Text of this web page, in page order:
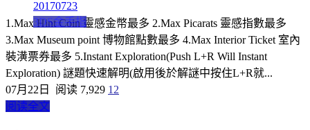
3DS金手指
1.Max Hint Coin 靈感金幣最多 2.Max Picarats 靈感指數最多
3.Max Museum point 博物館點數最多 4.Max Interior Ticket 室內
裝潢票券最多 5.Instant Exploration(Push L+R Will Instant
Exploration) 謎題快速解明(啟用後於解謎中按住L+R就...
07月22日
阅读 7,929 12
阅读全文